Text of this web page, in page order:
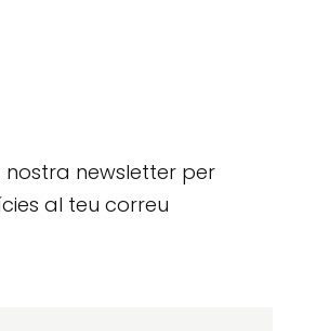
newsletter per
al teu correu